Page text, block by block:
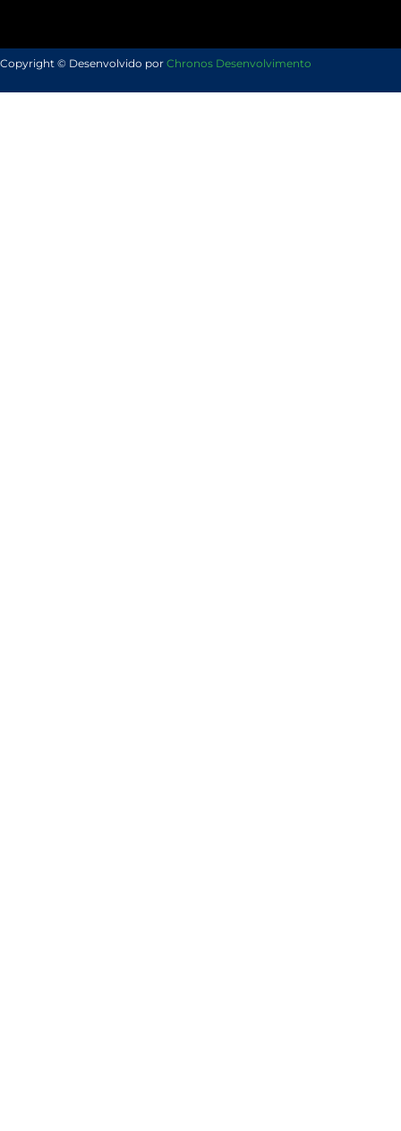
Copyright © Desenvolvido por Chronos Desenvolvimento